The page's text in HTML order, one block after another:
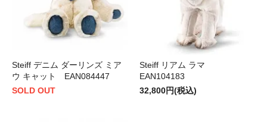
Steiff デニム ダーリンズ ミア
ウ キャット EAN084447
SOLD OUT
Steiff リアム ラマ
EAN104183
32,800円(税込)